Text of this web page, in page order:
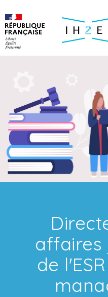
affaires
de